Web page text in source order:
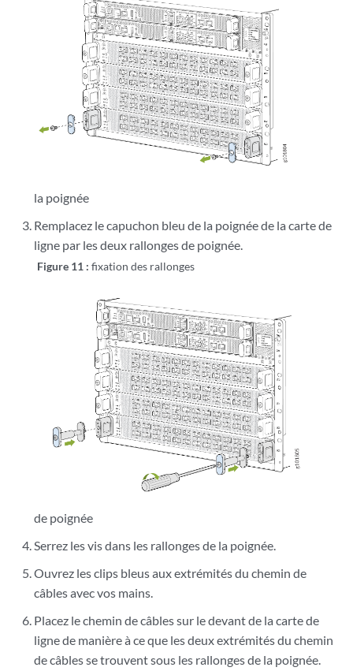
la poignée
Remplacez le capuchon bleu de la poignée de la carte de
ligne par les deux rallonges de poignée.
Figure 11 :fixation des rallonges
de poignée
Serrez les vis dans les rallonges de la poignée.
Ouvrez les clips bleus aux extrémités du chemin de
câbles avec vos mains.
Placez le chemin de câbles sur le devant de la carte de
ligne de manière à ce que les deux extrémités du chemin
de câbles se trouvent sous les rallonges de la poignée.